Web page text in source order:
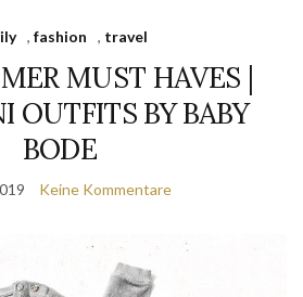
, fashion , travel
MUST HAVES |
OUTFITS BY BABY
BODE
Keine Kommentare